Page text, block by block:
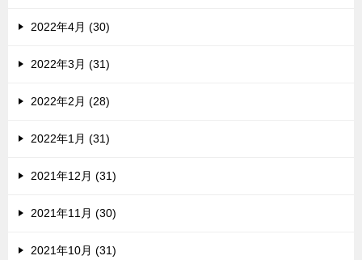
2022年4月 (30)
2022年3月 (31)
2022年2月 (28)
2022年1月 (31)
2021年12月 (31)
2021年11月 (30)
2021年10月 (31)